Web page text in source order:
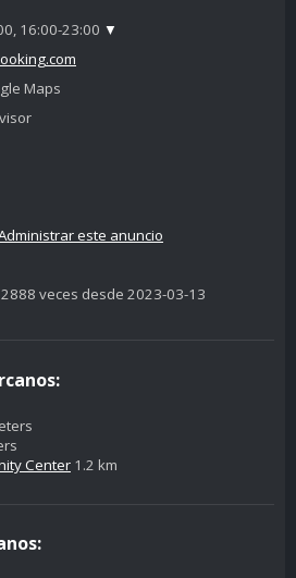
16:00-23:00 ▼
Maps
este anuncio
veces desde 2023-03-13
Center 1.2 km